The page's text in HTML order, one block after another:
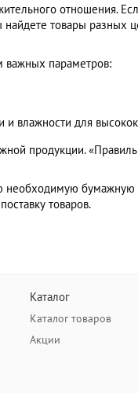
отношения.
найдете товары
важных параметров:
и влажности для
продукции.
необходимую
товаров.
Каталог
Каталог товаров
Акции